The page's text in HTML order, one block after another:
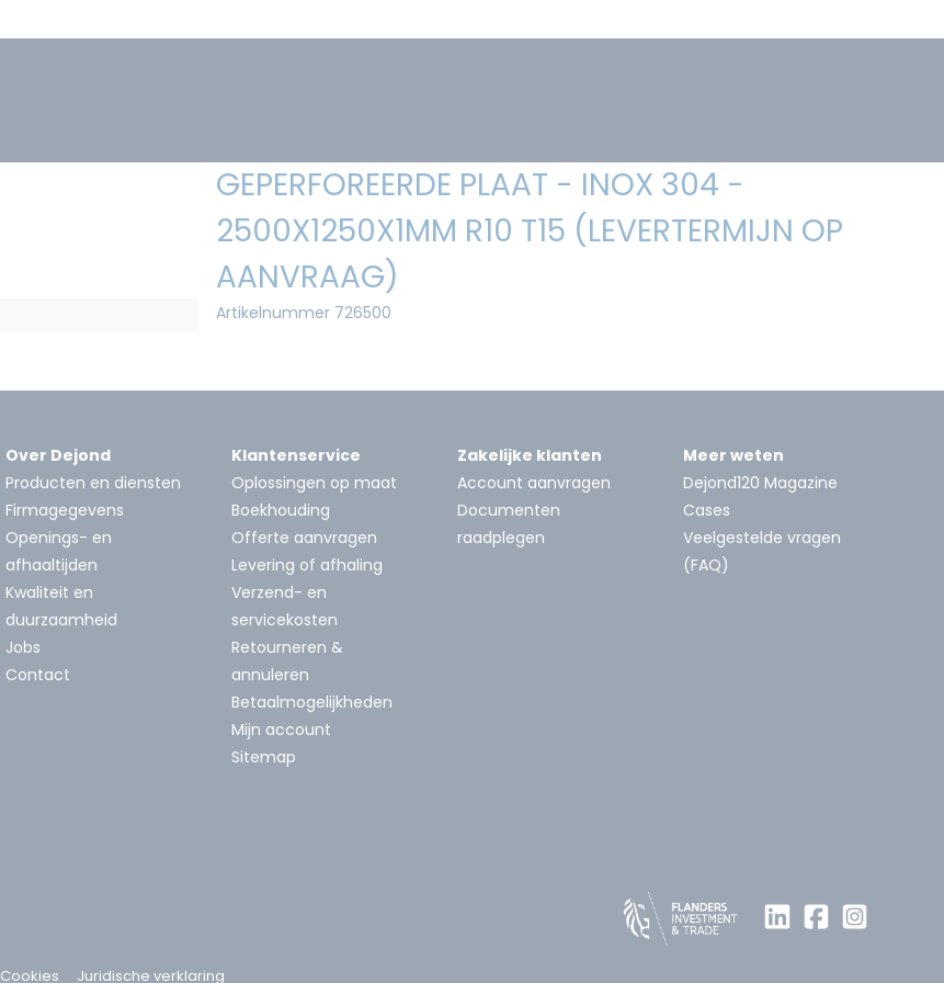
GEPERFOREERDE PLAAT - INOX 304 -
2500X1250X1MM R10 T15 (LEVERTERMIJN OP
AANVRAAG)
Artikelnummer 726500
Over Dejond
Producten en diensten
Firmagegevens
Openings- en
afhaaltijden
Kwaliteit en
duurzaamheid
Jobs
Contact
Klantenservice
Oplossingen op maat
Boekhouding
Offerte aanvragen
Levering of afhaling
Verzend- en
servicekosten
Retourneren &
annuleren
Betaalmogelijkheden
Mijn account
Sitemap
Zakelijke klanten
Account aanvragen
Documenten
raadplegen
Meer weten
Dejond120 Magazine
Cases
Veelgestelde vragen
(FAQ)
Cookies Juridische verklaring